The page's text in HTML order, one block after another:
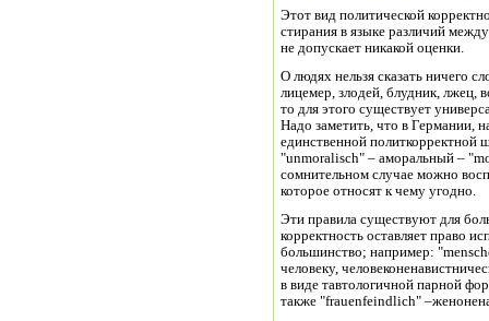
Этот вид политической
стирания в языке различий
не допускает никакой оценки.
О людях нельзя сказать ничего
лицемер, злодей, блудник, лжец,
то для этого существует
Надо заметить, что в Германии,
единственной политкорректной
"unmoralisch" – аморальный –
сомнительном случае можно
которое относят к чему угодно.
Эти правила существуют для
корректность оставляет право
большинство; например:
человеку,
в виде тавтологичной парной
также "frauenfeindlich"